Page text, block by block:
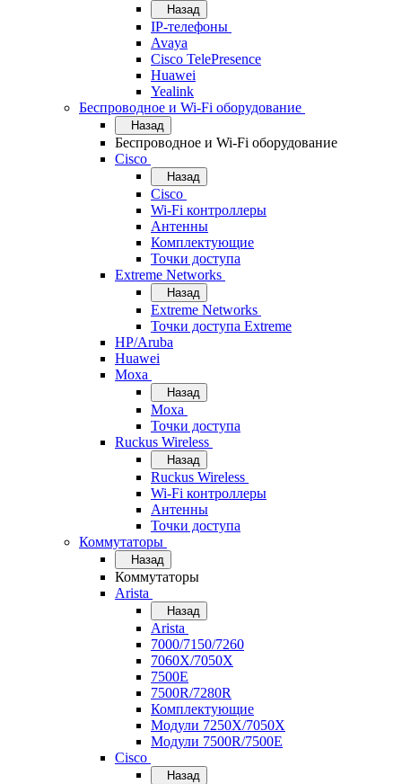
Назад
IP-телефоны
Avaya
Cisco TelePresence
Huawei
Yealink
Беспроводное и Wi-Fi оборудование
Назад
Беспроводное и Wi-Fi оборудование
Cisco
Назад
Cisco
Wi-Fi контроллеры
Антенны
Комплектующие
Точки доступа
Extreme Networks
Назад
Extreme Networks
Точки доступа Extreme
HP/Aruba
Huawei
Moxa
Назад
Moxa
Точки доступа
Ruckus Wireless
Назад
Ruckus Wireless
Wi-Fi контроллеры
Антенны
Точки доступа
Коммутаторы
Назад
Коммутаторы
Arista
Назад
Arista
7000/7150/7260
7060X/7050X
7500E
7500R/7280R
Комплектующие
Модули 7250X/7050X
Модули 7500R/7500E
Cisco
Назад